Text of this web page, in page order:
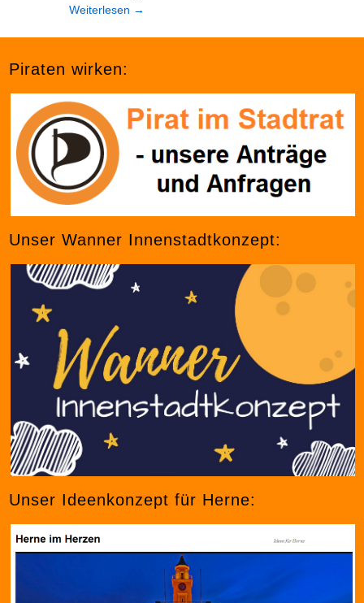
Weiterlesen →
Piraten wirken:
Unser Wanner Innenstadtkonzept:
Unser Ideenkonzept für Herne: